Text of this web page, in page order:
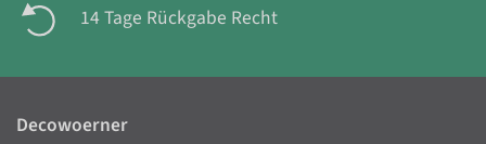
14 Tage Rückgabe Recht
Decowoerner